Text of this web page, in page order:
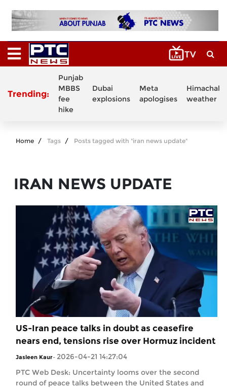
Trending:
Punjab
MBBS
fee
hike
Dubai
explosions
Meta
apologises
Himachal
weather
Home Tags Posts tagged with "iran news update"
IRAN NEWS UPDATE
US-Iran peace talks in doubt as ceasefire
nears end, tensions rise over Hormuz incident
Jasleen Kaur- 2026-04-21 14:27:04
PTC Web Desk: Uncertainty looms over the second
round of peace talks between the United States and